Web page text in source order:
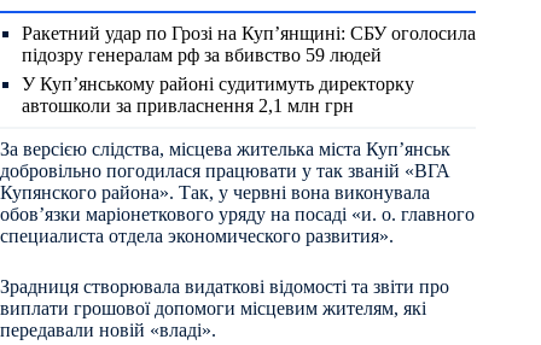
Ракетний удар по Грозі на Куп’янщині: СБУ оголосила
підозру генералам рф за вбивство 59 людей
У Куп’янському районі судитимуть директорку
автошколи за привласнення 2,1 млн грн
За версією слідства, місцева жителька міста Куп’янськ
добровільно погодилася працювати у так званій «ВГА
Купянского района». Так, у червні вона виконувала
обов’язки маріонеткового уряду на посаді «и. о. главного
специалиста отдела экономического развития».
Зрадниця створювала видаткові відомості та звіти про
виплати грошової допомоги місцевим жителям, які
передавали новій «владі».